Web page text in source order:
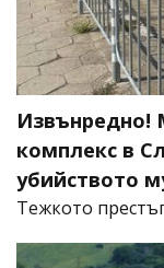
Извънредно!
комплекс в
убийството
​Тежкото